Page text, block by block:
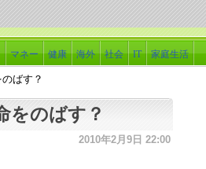
マネー 健康 海外 社会 IT 家庭生活
ばす？
をのばす？
2010年2月9日 22:00